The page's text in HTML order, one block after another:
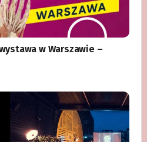
w Warszawie –